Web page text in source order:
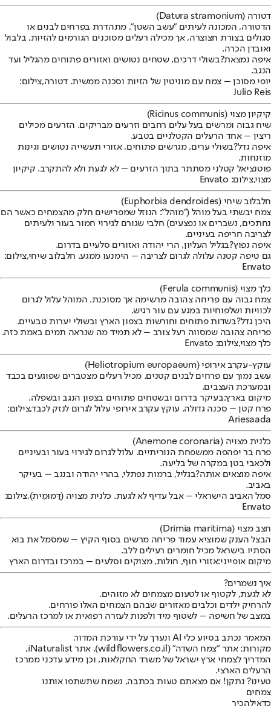
דטורה (Datura stramonium
)
הדטורה, המכונה לעיתים "עשב השטן", מתהדרת בפרחים לבנים או
סגולים בצורת חצוצרה, אך מכילה רעלים מסוכנים הגורמים להזיות, בלבול
ואובדן הכרה.
איפה נמצאת?בשולי דרכים, שטחים נטושים ואזורים פתוחים מהגליל ועד
הנגב.
יופי מסוכן – צמח עם מוניטין של הזיות וסכנה ממשית. דטורה,צילום:
Julio Reis
קיקיון מצוי (Ricinus communis
)
שיח גבוה ומרשים בעל עלים רחבים וזרעים מבריקים. הזרעים מכילים
ריצין – אחד הרעלים הקטלניים בטבע.
איפה גדל?בשולי ערים, מגרשים פתוחים, אזורי תעשייה נטושים וגינות
מוזנחות.
פוטנציאל קטלני מסתתר בתוך הזרעים – לא לגעת ולא להתקרב. קיקיון
מצוי,צילום: Envato
חלבלוב שיחי (Euphorbia dendroides
)
צמח יבשתי בעל מוהל ("מוהל": הנוזל שמפרישים חלק מהצמחים כאשר הם
נחתכים, נשברים או נפצעים) חלבי שגורם לגירוי חמור בעור ולעיתים
לצריבה חריפה בעיניים.
איפה נפוץ?בגליל העליון, הרי יהודה ואזורים סלעיים בדרום.
גם טיפה קטנה עלולה לגרום לצריבה – הימנעו ממגע. חלבלוב שיחי,צילום:
Envato
כלך מצוי (Ferula communis
)
צמח גבוה עם פריחה צהובה מרשימה אך מסוכנת. המוהל עלול לגרום
לכוויות ושלפוחיות במגע עם עור רגיש.
היכן גדל?בשדות פתוחים וחורשות בצפון הארץ ובשולי יערות טבעיים.
פריחה צהובה שמסווה רעל צורב – לא תמיד מה שנראה תמים באמת כזה.
כלך מצוי,צילום: Envato
עוקץ-עקרב אירופי (Heliotropium europaeum
)
עשב נמוך עם פרחים לבנים קטנים. מכיל רעלים מצטברים שפוגעים בכבד
ובמערכת העצבים.
מיקום בארץ:בעיקר בדרום ובשטחים פתוחים בצפון הנגב ובשפלה.
פרח קטן – סכנה גדולה. עוקץ עקרב אירופי עלול לגרום לנזק לכבד,צילום:
Ariesaada
כלנית מצויה (Anemone coronaria
)
פרח בר יפהפה ממשפחת הנוריתיים. עלול לגרום לגירוי בעור ובעיניים
ולכאבי בטן במקרה של בליעה.
איפה מוצאים אותה?בגליל, ברמות נפתלי, בהרי יהודה ובנגב – בעיקר
באביב.
סמל האביב הישראלי – אבל עדיף לא לגעת. כלנית מצויה (דַּמוּמִית),צילום:
Envato
חצב מצוי (Drimia maritima
)
הבצל הענק שמוציא עמוד פריחה מרשים בסוף הקיץ – שמסמל את בוא
הסתיו בישראל מכיל חומרים רעילים ללב.
מיקום אופייני:אזורי חוף, חולות, מצוקים וסלעים – במרכז ובדרום הארץ
איך נשמרים?
לא לגעת, לקטוף או לטעום מצמחים לא מזוהים.
להרחיק ילדים וכלבים מאזורים שבהם הצמחים האלו פורחים.
במצב של חשיפה – לשטוף מיד ולפנות לעזרה רפואית או למרכז הרעלים.
המאמר נכתב בסיוע כלי AI ונערך על ידי עורכת המדור.
מקורות: אתר "צמח השדה" (wildflowers.co.il), אתר iNaturalist,
המדריך לצמחי ארץ ישראל של משרד החקלאות, וכן מידע עדכני ממרכז
הרעלים הארצי.
טעינו? נתקן! אם מצאתם טעות בכתבה, נשמח שתשתפו אותנו
צמחים
כדאילהכיר